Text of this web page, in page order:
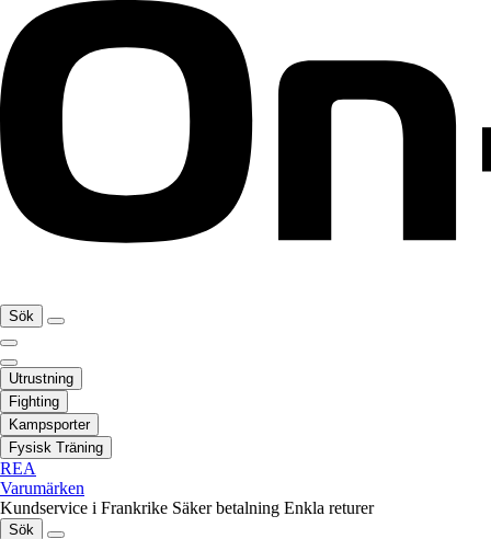
Sök
Utrustning
Fighting
Kampsporter
Fysisk Träning
REA
Varumärken
Kundservice i Frankrike Säker betalning Enkla returer
Sök